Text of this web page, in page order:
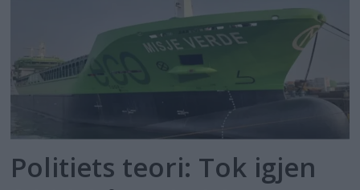
Politiets teori: Tok igjen